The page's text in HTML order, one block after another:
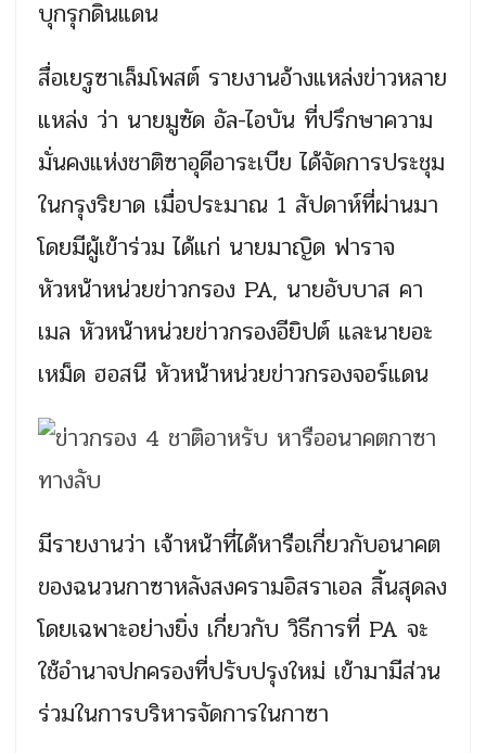
บุกรุกดินแดน
สื่อเยรูซาเล็มโพสต์ รายงานอ้างแหล่งข่าวหลาย
แหล่ง ว่า นายมูซัด อัล-ไอบัน ที่ปรึกษาความ
มั่นคงแห่งชาติซาอุดีอาระเบีย ได้จัดการประชุม
ในกรุงริยาด เมื่อประมาณ 1 สัปดาห์ที่ผ่านมา
โดยมีผู้เข้าร่วม ได้แก่ นายมาญิด ฟาราจ
หัวหน้าหน่วยข่าวกรอง PA, นายอับบาส คา
เมล หัวหน้าหน่วยข่าวกรองอียิปต์ และนายอะ
เหม็ด ฮอสนี หัวหน้าหน่วยข่าวกรองจอร์แดน
มีรายงานว่า เจ้าหน้าที่ได้หารือเกี่ยวกับอนาคต
ของฉนวนกาซาหลังสงครามอิสราเอล สิ้นสุดลง
โดยเฉพาะอย่างยิ่ง เกี่ยวกับ วิธีการที่ PA จะ
ใช้อำนาจปกครองที่ปรับปรุงใหม่ เข้ามามีส่วน
ร่วมในการบริหารจัดการในกาซา